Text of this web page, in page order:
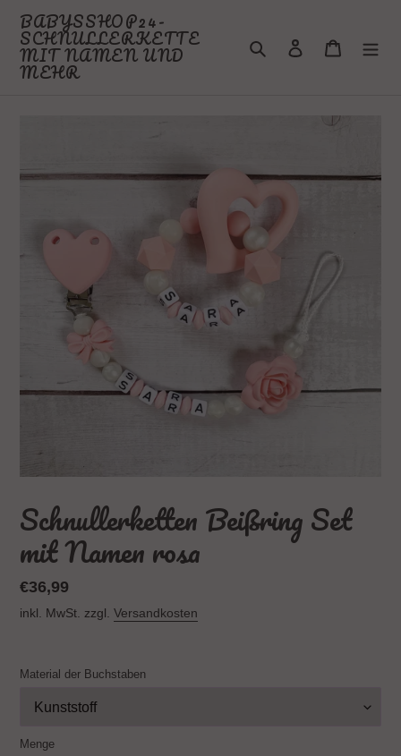
zum
Inhalt
BABYSSHOP24-
SCHNULLERKETTE
MIT NAMEN UND
MEHR
Suchen Einloggen
Schnullerketten Beißring Set
mit Namen rosa
Normaler
Preis
€36,99
inkl. MwSt. zzgl. Versandkosten
Material der Buchstaben
Menge